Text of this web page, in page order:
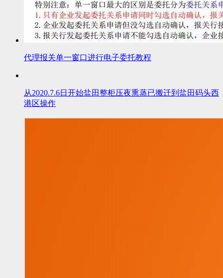
代理报关单一窗口进行电子委托教程
从2020.7.6日开始盐田整柜压夜熏蒸已搬迁到盐田码头西
港区操作